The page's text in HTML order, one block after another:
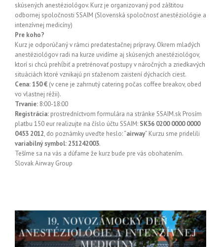
skúsených anestéziológov. Kurz je organizovaný pod záštitou
odbornej spoločnosti SSAIM (Slovenská spoločnosť anestéziológie a
intenzívnej medicíny)
Pre koho?
Kurz je odporúčaný v rámci predatestačnej prípravy. Okrem mladých
anestéziológov radi na kurze uvidíme aj skúsených anestéziológov,
ktorí si chcú prehĺbiť a pretrénovať postupy v náročných a zriedkavých
situáciách ktoré vznikajú pri sťaženom zaistení dýchacích ciest.
Cena: 150 € (v cene je zahrnutý catering počas coffee breakov, obed
vo vlastnej réžii).
Trvanie: 8:00-18:00
Registrácia: prostredníctvom formulára na stránke SSAIM.sk Prosím
platbu 150 eur realizujte na číslo účtu SSAIM: SK36 0200 0000 0000
0453 2012, do poznámky uveďte heslo: “airway” Kurzu sme pridelili
variabilný symbol: 251242003.
Tešíme sa na vás a dúfame že kurz bude pre vás obohatením.
Slovak Airway Group